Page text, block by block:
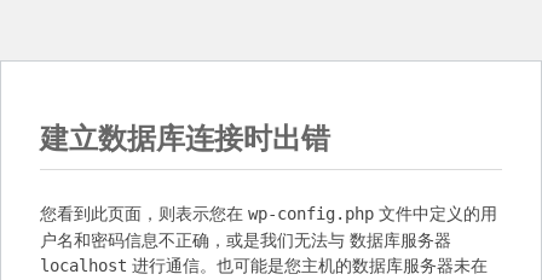
建立数据库连接时出错
您看到此页面，则表示您在 wp-config.php 文件中定义的用
户名和密码信息不正确，或是我们无法与 数据库服务器
localhost 进行通信。也可能是您主机的数据库服务器未在